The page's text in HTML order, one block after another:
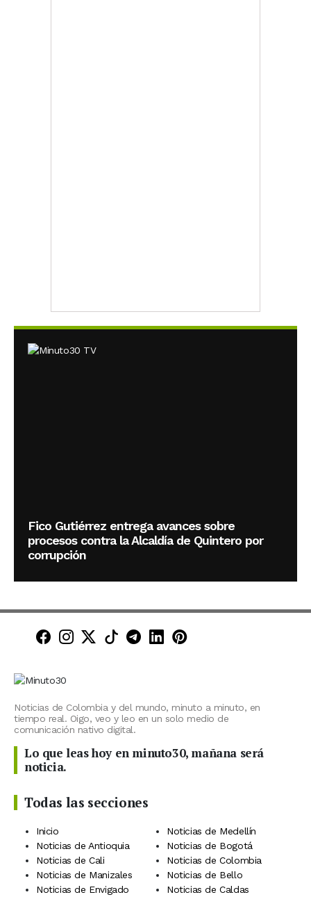
Fico Gutiérrez entrega avances sobre
procesos contra la Alcaldía de Quintero por
corrupción
Minuto30 en Facebook
Minuto30 en Instagram
Minuto30 en X (Twitter)
Minuto30 en TikTok
Canal de Minuto30 en
Minuto30 en LinkedIn
Minuto30 en
Noticias de Colombia y del mundo, minuto a minuto, en
tiempo real. Oigo, veo y leo en un solo medio de
comunicación nativo digital.
Lo que leas hoy en minuto30, mañana será
noticia.
Todas las secciones
Inicio
Noticias de Medellín
Noticias de Antioquia
Noticias de Bogotá
Noticias de Cali
Noticias de Colombia
Noticias de Manizales
Noticias de Bello
Noticias de Envigado
Noticias de Caldas